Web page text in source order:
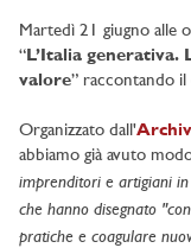
Martedì 21 giugno alle
“L’Italia generativa.
valore” raccontando
Organizzato dall'
abbiamo già avuto
imprenditori e artigiani
che hanno disegnato
pratiche e coagulare